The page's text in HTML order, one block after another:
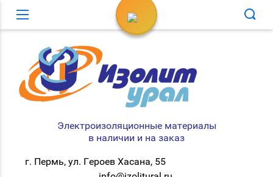
Вход в кабинет
Электроизоляционные материалы
в наличии и на заказ
г. Пермь, ул. Героев Хасана, 55